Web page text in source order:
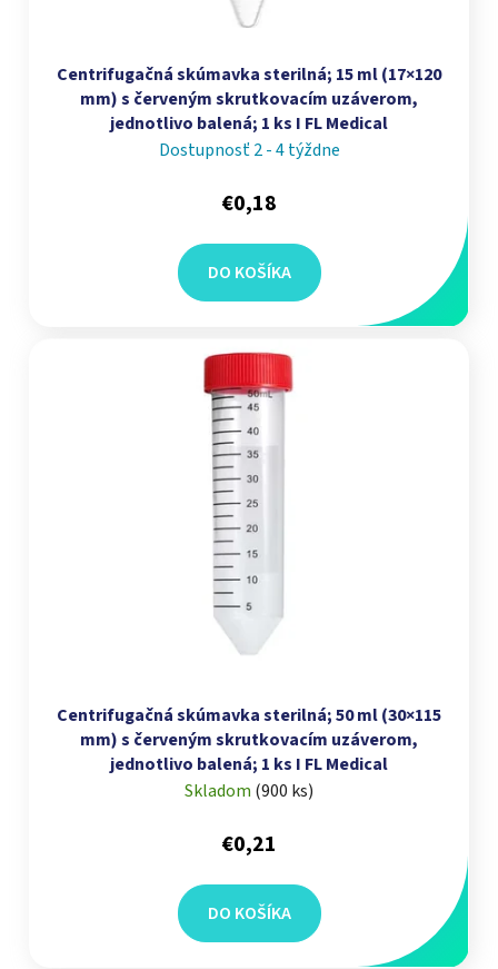
Centrifugačná skúmavka sterilná; 15 ml (17×120
mm) s červeným skrutkovacím uzáverom,
jednotlivo balená; 1 ks I FL Medical
Dostupnosť 2 - 4 týždne
€0,18
DO KOŠÍKA
Centrifugačná skúmavka sterilná; 50 ml (30×115
mm) s červeným skrutkovacím uzáverom,
jednotlivo balená; 1 ks I FL Medical
Skladom (900 ks)
€0,21
DO KOŠÍKA